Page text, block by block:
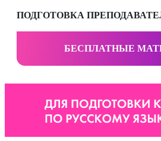
ПОДГОТОВКА
БЕСПЛАТНЫЕ